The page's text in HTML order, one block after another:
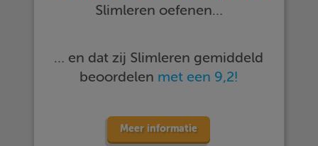
Slimleren oefenen…
… en dat zij Slimleren gemiddeld
beoordelen met een 9,2!
Meer informatie